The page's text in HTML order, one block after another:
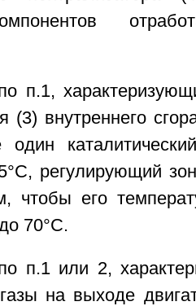
п.1,
(3) внутреннего
регулирующий
чтобы его
70°С.
п.1 или 2,
на выходе